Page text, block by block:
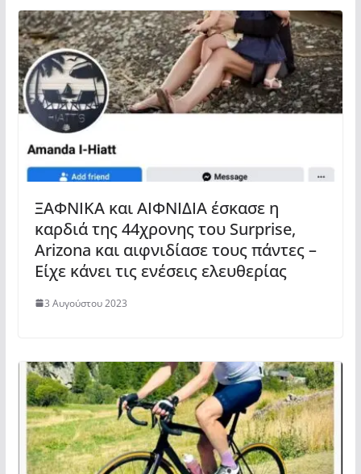
ΞΑΦΝΙΚΑ και ΑΙΦΝΙΔΙΑ έσκασε η
καρδιά της 44χρονης του Surprise,
Arizona και αιφνιδίασε τους πάντες –
Είχε κάνει τις ενέσεις ελευθερίας
3 Αυγούστου 2023